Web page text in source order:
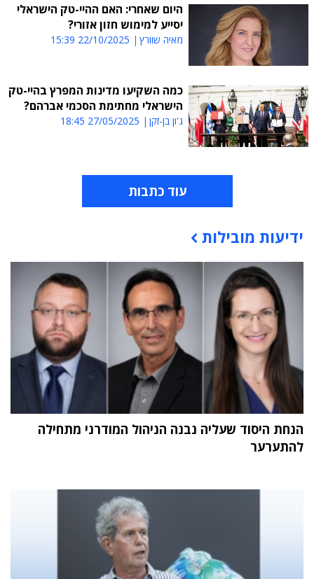
היום שאחרי: האם ההיי-טק הישראלי
יסייע למימוש חזון אזורי?
מאיה שוורץ 22/10/2025 15:39
כמה השקיעו מדינות המפרץ בהיי-טק
הישראלי מחתימת הסכמי אברהם?
ג'ון בן-זקן 27/05/2025 18:45
עוד כתבות
תוכן פרסומי
ידיעות מובילות
הנחת היסוד שעליה נבנה הניהול המודרני מתחילה
להתערער